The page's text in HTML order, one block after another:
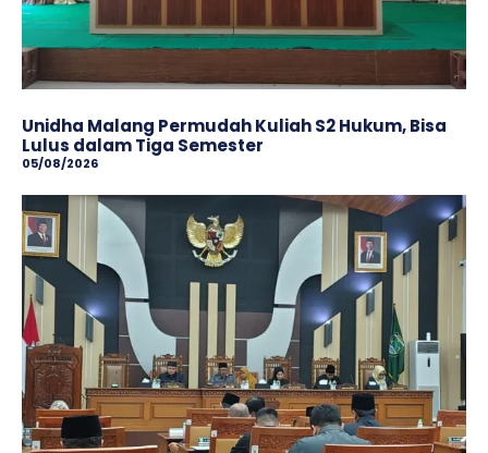
Unidha Malang Permudah Kuliah S2 Hukum, Bisa
Lulus dalam Tiga Semester
05/08/2026